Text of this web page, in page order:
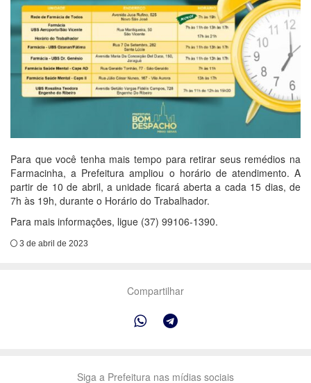
Para que você tenha mais tempo para retirar seus remédios na
Farmacinha, a Prefeitura ampliou o horário de atendimento. A
partir de 10 de abril, a unidade ficará aberta a cada 15 dias, de
7h às 19h, durante o Horário do Trabalhador.
Para mais informações, ligue (37) 99106-1390.
3 de abril de 2023
Compartilhar
Siga a Prefeitura nas mídias sociais